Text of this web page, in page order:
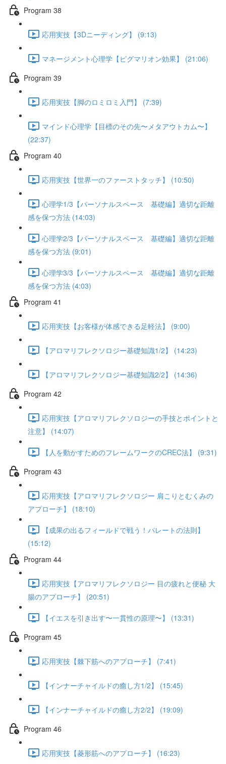
Program 38
応用実技【3Dニーディング】 (9:13)
マネージメント心理学【ピグマリオン効果】 (21:06)
Program 39
応用実技【脚のロミロミ入門】 (7:39)
マインド心理学【目標のその先〜メタアウトカム〜】
(22:37)
Program 40
応用実技【世界一のファーストタッチ】 (10:50)
心理学1/3【パーソナルスペース 基礎編】適切な距離
感を保つ方法 (14:03)
心理学2/3【パーソナルスペース 基礎編】適切な距離
感を保つ方法 (9:01)
心理学3/3【パーソナルスペース 基礎編】適切な距離
感を保つ方法 (4:03)
Program 41
応用実技【お客様が体感できる足軽法】 (9:00)
【アロマリフレクソロジー基礎知識1/2】 (14:23)
【アロマリフレクソロジー基礎知識2/2】 (14:36)
Program 42
応用実技【アロマリフレクソロジーの手技とポイントと
注意】 (14:07)
【人を動かすためのフレームワークのCREC法】 (9:31)
Program 43
応用実技【アロマリフレクソロジー 肩こりとむくみの
アプローチ】 (18:10)
【成果の出るフィールドで戦う！パレートの法則】
(15:12)
Program 44
応用実技【アロマリフレクソロジー 目の疲れと便秘 大
腸のアプローチ】 (20:51)
【イエスを引き出す〜一貫性の原理〜】 (13:31)
Program 45
応用実技【棘下筋へのアプローチ】 (7:41)
【インナーチャイルドの癒し方1/2】 (15:45)
【インナーチャイルドの癒し方2/2】 (19:09)
Program 46
応用実技【菱形筋へのアプローチ】 (16:23)